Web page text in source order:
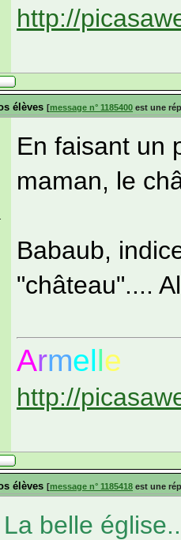
http://
élèves [message n° 1185400 est une
En faisant un
maman, le
Babaub,
"château"....
Armelle
http://
élèves [message n° 1185418 est une
La belle église..